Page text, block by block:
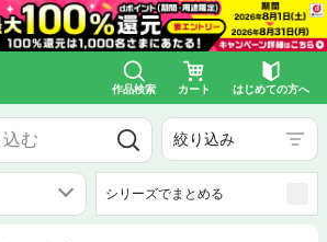
作品検索 カート はじめての方へ
絞り込み
シリーズでまとめる